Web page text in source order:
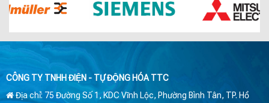
CÔNG TY TNHH ĐIỆN - TỰ ĐỘNG HÓA TTC
Địa chỉ: 75 Đường Số 1, KDC Vĩnh Lộc, Phường Bình Tân, TP. Hồ